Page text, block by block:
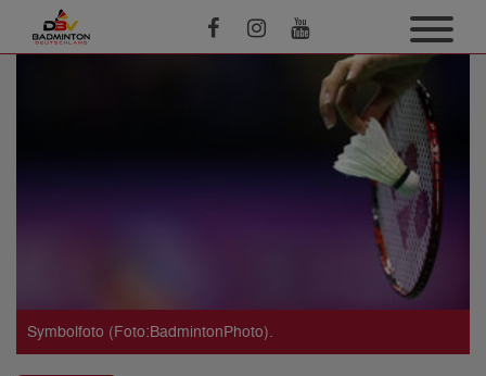
Symbolfoto (Foto:BadmintonPhoto).